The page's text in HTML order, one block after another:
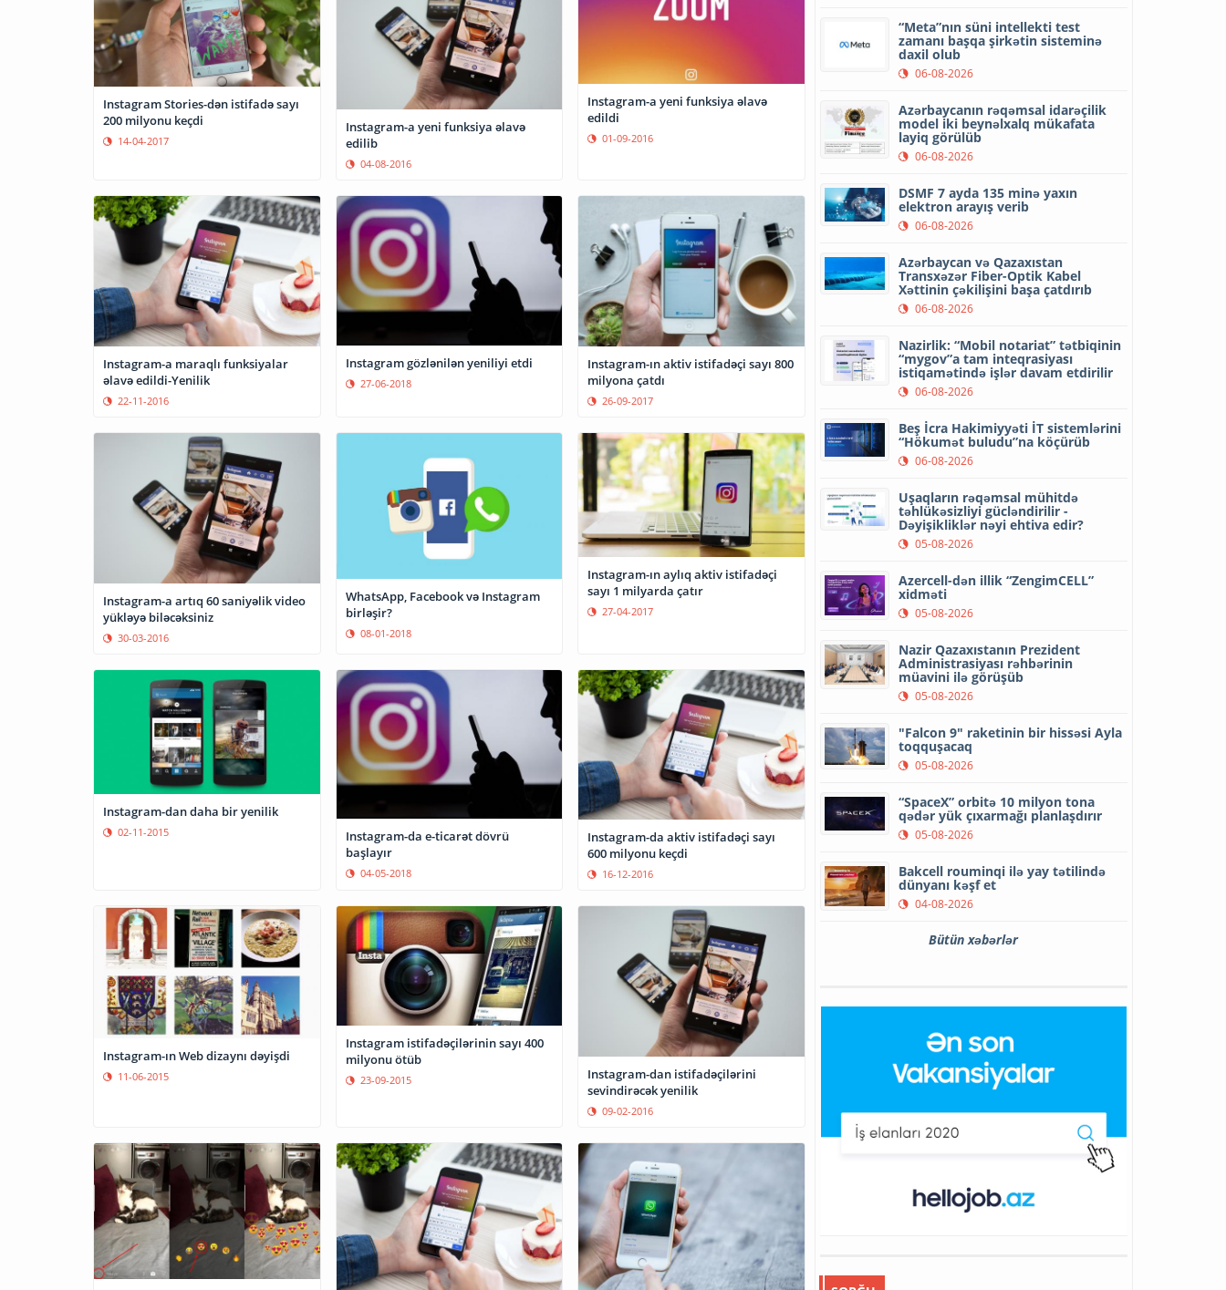
Instagram Stories-dən istifadə sayı
200 milyonu keçdi
14-04-2017
Instagram-a yeni funksiya əlavə
edilib
04-08-2016
Instagram-a yeni funksiya əlavə
edildi
01-09-2016
Instagram-a maraqlı funksiyalar
əlavə edildi-Yenilik
22-11-2016
Instagram gözlənilən yeniliyi etdi
27-06-2018
Instagram-ın aktiv istifadəçi sayı 800
milyona çatdı
26-09-2017
Instagram-a artıq 60 saniyəlik video
yükləyə biləcəksiniz
30-03-2016
WhatsApp, Facebook və Instagram
birləşir?
08-01-2018
Instagram-ın aylıq aktiv istifadəçi
sayı 1 milyarda çatır
27-04-2017
Instagram-dan daha bir yenilik
02-11-2015
Instagram-da e-ticarət dövrü
başlayır
04-05-2018
Instagram-da aktiv istifadəçi sayı
600 milyonu keçdi
16-12-2016
Instagram-ın Web dizaynı dəyişdi
11-06-2015
Instagram istifadəçilərinin sayı 400
milyonu ötüb
23-09-2015
Instagram-dan istifadəçilərini
sevindirəcək yenilik
09-02-2016
“Meta”nın süni intellekti test
zamanı başqa şirkətin sisteminə
daxil olub
06-08-2026
Azərbaycanın rəqəmsal idarəçilik
model iki beynəlxalq mükafata
layiq görülüb
06-08-2026
DSMF 7 ayda 135 minə yaxın
elektron arayış verib
06-08-2026
Azərbaycan və Qazaxıstan
Transxəzər Fiber-Optik Kabel
Xəttinin çəkilişini başa çatdırıb
06-08-2026
Nazirlik: “Mobil notariat” tətbiqinin
“mygov”a tam inteqrasiyası
istiqamətində işlər davam etdirilir
06-08-2026
Beş İcra Hakimiyyəti İT sistemlərini
“Hökumət buludu”na köçürüb
06-08-2026
Uşaqların rəqəmsal mühitdə
təhlükəsizliyi gücləndirilir -
Dəyişikliklər nəyi ehtiva edir?
05-08-2026
Azercell-dən illik “ZengimCELL”
xidməti
05-08-2026
Nazir Qazaxıstanın Prezident
Administrasiyası rəhbərinin
müavini ilə görüşüb
05-08-2026
"Falcon 9" raketinin bir hissəsi Ayla
toqquşacaq
05-08-2026
“SpaceX” orbitə 10 milyon tona
qədər yük çıxarmağı planlaşdırır
05-08-2026
Bakcell rouminqi ilə yay tətilində
dünyanı kəşf et
04-08-2026
Bütün xəbərlər